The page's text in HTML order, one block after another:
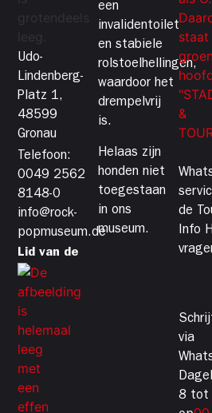
Udo-
Lindenberg-
Platz 1,
48599
Gronau
Telefoon:
0049 2562
8148-0
info@rock-
popmuseum.de
Lid van de
een
invalidentoilet
en stabiele
rolstoelhellingen,
waardoor het
drempelvrij
is.
Helaas zijn
honden niet
toegestaan
in ons
museum.
de
Info
via
8 tot